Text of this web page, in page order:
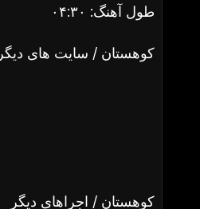
طول آهنگ: ۰۴:۳۰
کوهستان / سایت های دیگر
کوهستان / اجراهای دیگر